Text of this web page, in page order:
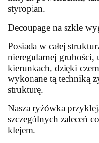
styropian.
Decoupage na szkle
Posiada w całej
nieregularnej grubości,
kierunkach, dzięki
wykonane tą techniką
strukturę.
Nasza ryżówka
szczególnych zaleceń
klejem.